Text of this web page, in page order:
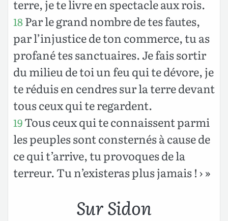
terre, je te livre en spectacle aux rois.
18Par le grand nombre de tes fautes,
par l’injustice de ton commerce, tu as
profané tes sanctuaires. Je fais sortir
du milieu de toi un feu qui te dévore, je
te réduis en cendres sur la terre devant
tous ceux qui te regardent.
19Tous ceux qui te connaissent parmi
les peuples sont consternés à cause de
ce qui t’arrive, tu provoques de la
terreur. Tu n’existeras plus jamais ! › »
Sur Sidon